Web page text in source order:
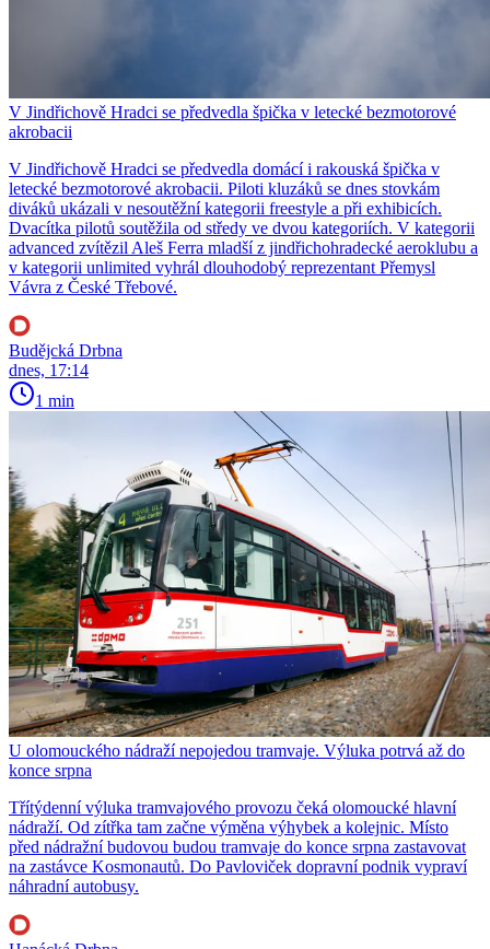
V Jindřichově Hradci se předvedla špička v letecké bezmotorové
akrobacii
V Jindřichově Hradci se předvedla domácí i rakouská špička v
letecké bezmotorové akrobacii. Piloti kluzáků se dnes stovkám
diváků ukázali v nesoutěžní kategorii freestyle a při exhibicích.
Dvacítka pilotů soutěžila od středy ve dvou kategoriích. V kategorii
advanced zvítězil Aleš Ferra mladší z jindřichohradecké aeroklubu a
v kategorii unlimited vyhrál dlouhodobý reprezentant Přemysl
Vávra z České Třebové.
Budějcká Drbna
dnes, 17:14
1 min
U olomouckého nádraží nepojedou tramvaje. Výluka potrvá až do
konce srpna
Třítýdenní výluka tramvajového provozu čeká olomoucké hlavní
nádraží. Od zítřka tam začne výměna výhybek a kolejnic. Místo
před nádražní budovou budou tramvaje do konce srpna zastavovat
na zastávce Kosmonautů. Do Pavloviček dopravní podnik vypraví
náhradní autobusy.